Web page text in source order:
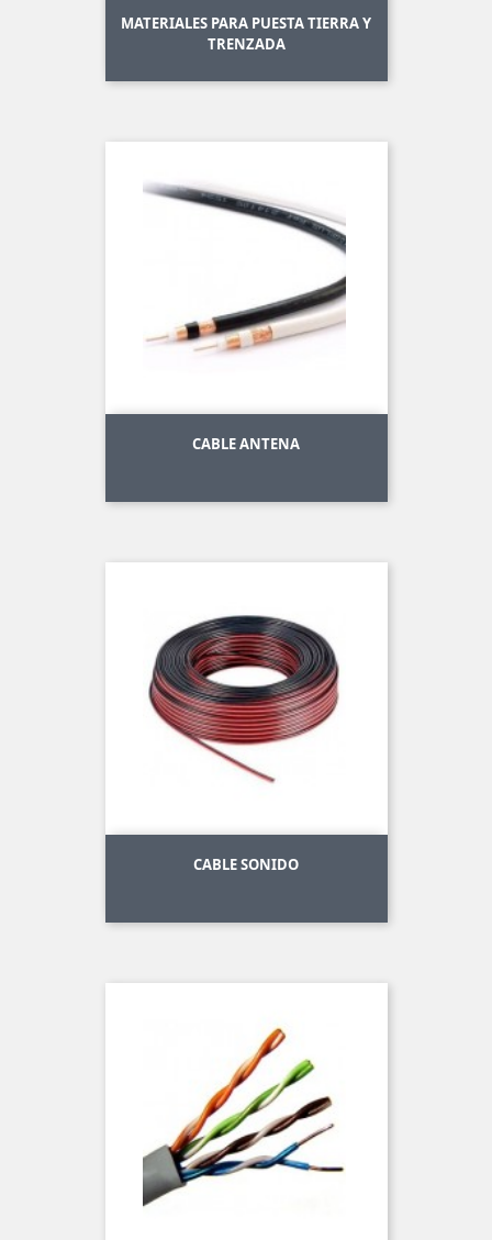
MATERIALES PARA PUESTA TIERRA Y
TRENZADA
CABLE ANTENA
CABLE SONIDO